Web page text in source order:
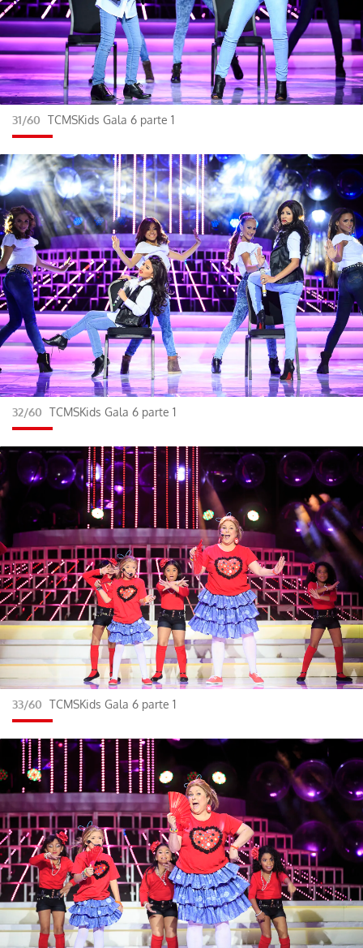
31/60 TCMSKids Gala 6 parte 1
32/60 TCMSKids Gala 6 parte 1
33/60 TCMSKids Gala 6 parte 1